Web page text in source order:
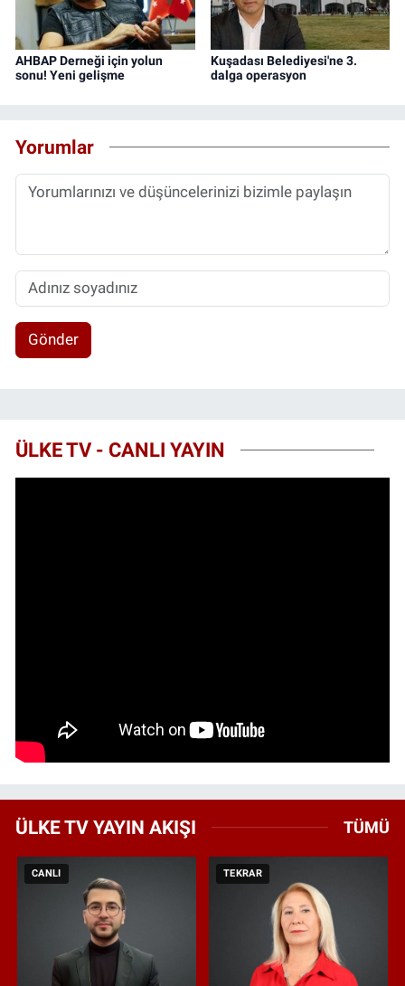
AHBAP Derneği için yolun
sonu! Yeni gelişme
Kuşadası Belediyesi'ne 3.
dalga operasyon
Yorumlar
Gönder
ÜLKE TV - CANLI YAYIN
ÜLKE TV YAYIN AKIŞI TÜMÜ
CANLI TEKRAR